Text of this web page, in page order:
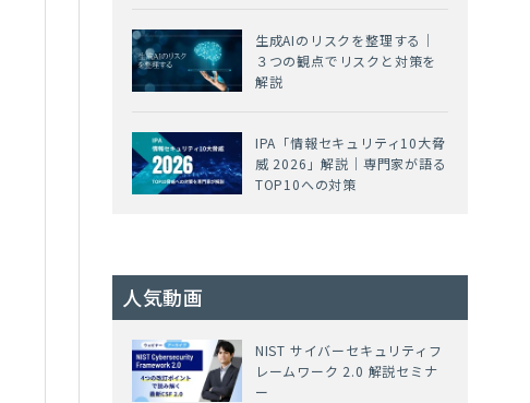
生成AIのリスクを整理する｜
３つの観点でリスクと対策を
解説
IPA「情報セキュリティ10大脅
威 2026」解説｜専門家が語る
TOP10への対策
人気動画
NIST サイバーセキュリティフ
レームワーク 2.0 解説セミナ
ー